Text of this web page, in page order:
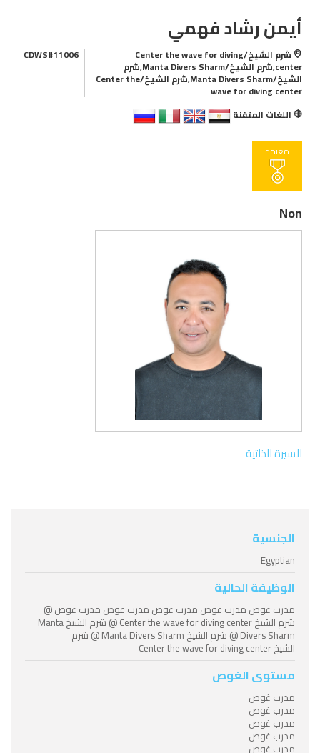
أيمن رشاد فهمي
شرم الشيخ/Center the wave for diving
center,شرم الشيخ/Manta Divers Sharm,شرم
الشيخ/Manta Divers Sharm,شرم الشيخ/Center the
wave for diving center
CDWS#11006
اللغات المتقنة
معتمد
Non
السيرة الذاتية
الجنسية
Egyptian
الوظيفة الحالية
مدرب غوص مدرب غوص مدرب غوص مدرب غوص مدرب غوص @
شرم الشيخ Center the wave for diving center @ شرم الشيخ Manta
Divers Sharm @ شرم الشيخ Manta Divers Sharm @ شرم
الشيخ Center the wave for diving center
مستوى الغوص
مدرب غوص
مدرب غوص
مدرب غوص
مدرب غوص
مدرب غوص